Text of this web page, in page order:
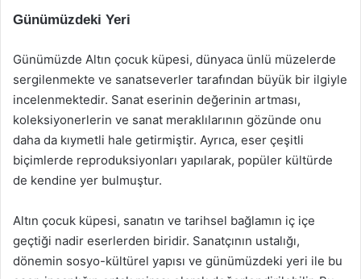
Günümüzdeki Yeri
Günümüzde Altın çocuk küpesi, dünyaca ünlü müzelerde
sergilenmekte ve sanatseverler tarafından büyük bir ilgiyle
incelenmektedir. Sanat eserinin değerinin artması,
koleksiyonerlerin ve sanat meraklılarının gözünde onu
daha da kıymetli hale getirmiştir. Ayrıca, eser çeşitli
biçimlerde reproduksiyonları yapılarak, popüler kültürde
de kendine yer bulmuştur.
Altın çocuk küpesi, sanatın ve tarihsel bağlamın iç içe
geçtiği nadir eserlerden biridir. Sanatçının ustalığı,
dönemin sosyo-kültürel yapısı ve günümüzdeki yeri ile bu